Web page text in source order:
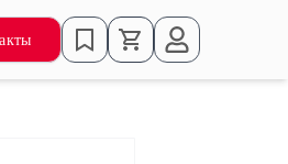
по результатам.